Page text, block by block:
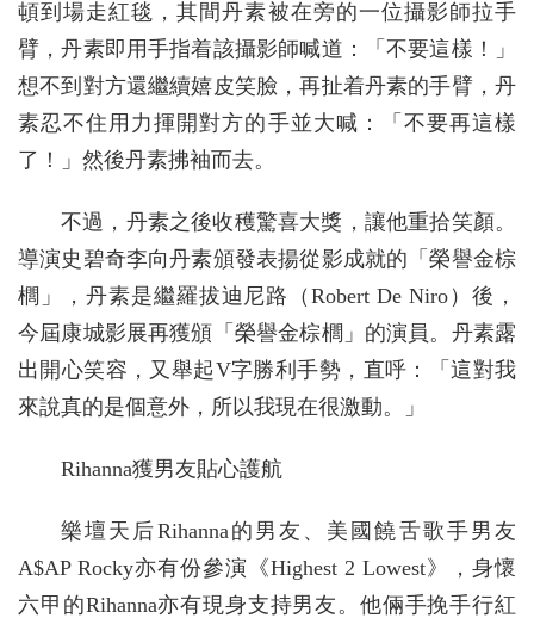
頓到場走紅毯，其間丹素被在旁的一位攝影師拉手
臂，丹素即用手指着該攝影師喊道：「不要這樣！」
想不到對方還繼續嬉皮笑臉，再扯着丹素的手臂，丹
素忍不住用力揮開對方的手並大喊：「不要再這樣
了！」然後丹素拂袖而去。
不過，丹素之後收穫驚喜大獎，讓他重拾笑顏。
導演史碧奇李向丹素頒發表揚從影成就的「榮譽金棕
櫚」，丹素是繼羅拔迪尼路（Robert De Niro）後，
今屆康城影展再獲頒「榮譽金棕櫚」的演員。丹素露
出開心笑容，又舉起V字勝利手勢，直呼：「這對我
來說真的是個意外，所以我現在很激動。」
Rihanna獲男友貼心護航
樂壇天后Rihanna的男友、美國饒舌歌手男友
A$AP Rocky亦有份參演《Highest 2 Lowest》，身懷
六甲的Rihanna亦有現身支持男友。他倆手挽手行紅